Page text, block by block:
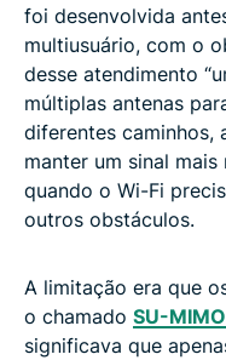
foi desenvolvida
multiusuário, com o
desse atendimento
múltiplas antenas
diferentes caminhos,
manter um sinal
quando o Wi-Fi
outros obstáculos.
A limitação era que
o chamado SU-
significava que